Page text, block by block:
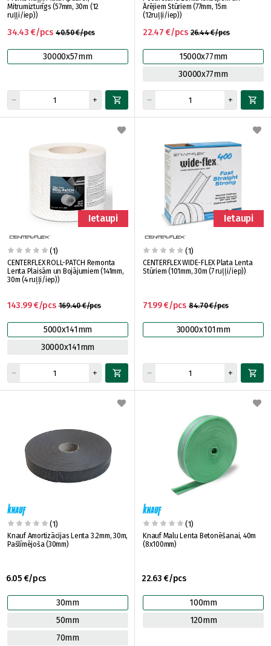
Mitrumizturīgs (57mm, 30m (12
ruļļi/iep))
40.50 €/pcs
34.43 €/pcs
30000x57mm
Ārējiem Stūriem (77mm, 15m
(12ruļļi/iep))
26.44 €/pcs
22.47 €/pcs
15000x77mm
30000x77mm
Ietaupi
(1)
CENTERFLEX ROLL-PATCH Remonta
Lenta Plaisām un Bojājumiem (141mm,
30m (4 ruļļi/iep))
169.40 €/pcs
143.99 €/pcs
5000x141mm
30000x141mm
Ietaupi
(1)
CENTERFLEX WIDE-FLEX Plata Lenta
Stūriem (101mm, 30m (7 ruļļi/iep))
84.70 €/pcs
71.99 €/pcs
30000x101mm
(1)
Knauf Amortizācijas Lenta 3.2mm, 30m,
Pašlīmējoša (30mm)
6.05 €/pcs
30mm
50mm
70mm
(1)
Knauf Malu Lenta Betonēšanai, 40m
(8x100mm)
22.63 €/pcs
100mm
120mm